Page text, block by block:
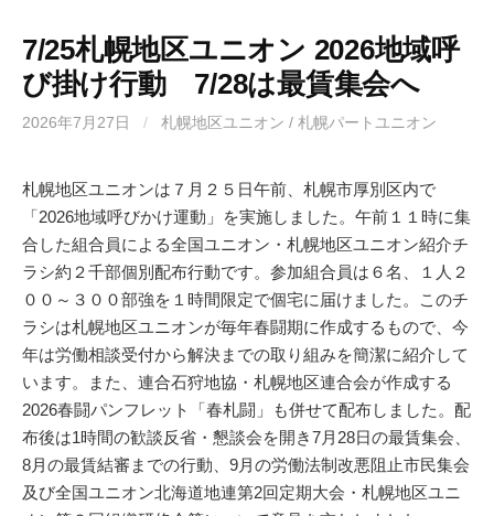
7/25札幌地区ユニオン 2026地域呼
び掛け行動 7/28は最賃集会へ
2026年7月27日 / 札幌地区ユニオン / 札幌パートユニオン
札幌地区ユニオンは７月２５日午前、札幌市厚別区内で
「2026地域呼びかけ運動」を実施しました。午前１１時に集
合した組合員による全国ユニオン・札幌地区ユニオン紹介チ
ラシ約２千部個別配布行動です。参加組合員は６名、１人２
００～３００部強を１時間限定で個宅に届けました。このチ
ラシは札幌地区ユニオンが毎年春闘期に作成するもので、今
年は労働相談受付から解決までの取り組みを簡潔に紹介して
います。また、連合石狩地協・札幌地区連合会が作成する
2026春闘パンフレット「春札闘」も併せて配布しました。配
布後は1時間の歓談反省・懇談会を開き7月28日の最賃集会、
8月の最賃結審までの行動、9月の労働法制改悪阻止市民集会
及び全国ユニオン北海道地連第2回定期大会・札幌地区ユニ